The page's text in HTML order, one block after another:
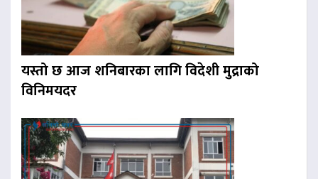
यस्तो छ आज शनिबारका लागि विदेशी मुद्राको
विनिमयदर